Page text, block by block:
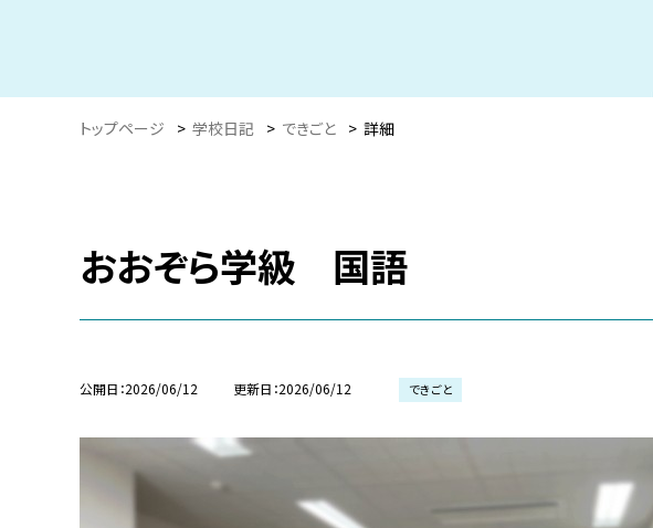
トップページ > 学校日記 > できごと > 詳細
おおぞら学級 国語
公開日 2026/06/12 更新日 2026/06/12 できごと